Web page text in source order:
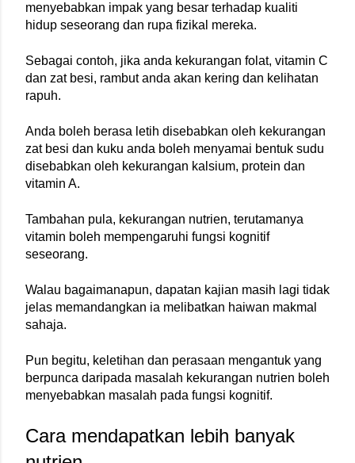
menyebabkan impak yang besar terhadap kualiti
hidup seseorang dan rupa fizikal mereka.
Sebagai contoh, jika anda kekurangan folat, vitamin C
dan zat besi, rambut anda akan kering dan kelihatan
rapuh.
Anda boleh berasa letih disebabkan oleh kekurangan
zat besi dan kuku anda boleh menyamai bentuk sudu
disebabkan oleh kekurangan kalsium, protein dan
vitamin A.
Tambahan pula, kekurangan nutrien, terutamanya
vitamin boleh mempengaruhi fungsi kognitif
seseorang.
Walau bagaimanapun, dapatan kajian masih lagi tidak
jelas memandangkan ia melibatkan haiwan makmal
sahaja.
Pun begitu, keletihan dan perasaan mengantuk yang
berpunca daripada masalah kekurangan nutrien boleh
menyebabkan masalah pada fungsi kognitif.
Cara mendapatkan lebih banyak